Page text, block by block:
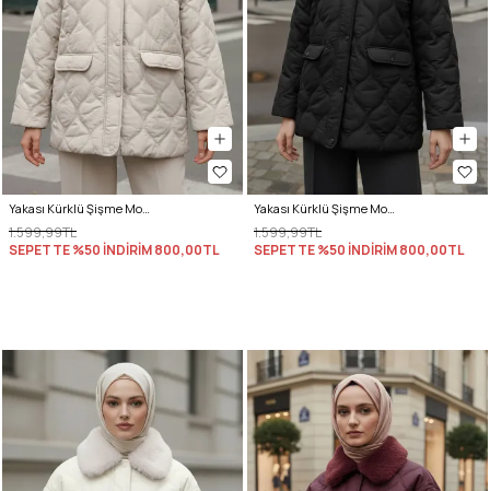
Yakası Kürklü Şişme Mont 5904 - TAŞ RENGİ
1.599,99TL
SEPETTE %50 İNDİRİM800,00TL
Yakası Kürklü Şişme Mont 5904 - SİYAH
1.599,99TL
SEPETTE %50 İNDİRİM800,00TL